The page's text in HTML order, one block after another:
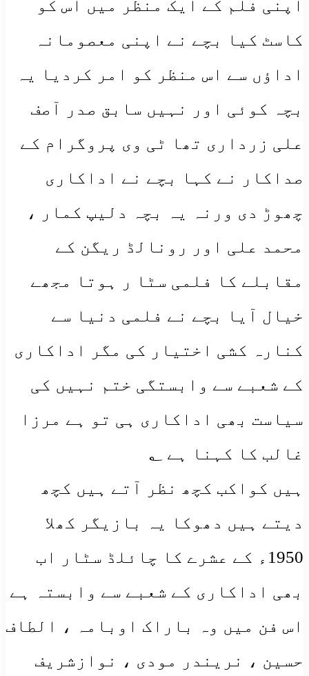
اپنی فلم کے ایک منظر میں اس کو
کاسٹ کیا بچے نے اپنی معصومانہ
اداؤں سے اس منظر کو امر کردیا یہ
بچہ کوئی اور نہیں سابق صدر آصف
علی زرداری تھا ٹی وی پروگرام کے
صداکار نے کہا بچے نے اداکاری
چھوڑ دی ورنہ یہ بچہ دلیپ کمار ،
محمد علی اور رونالڈ ریگن کے
مقابلے کا فلمی سٹا ر ہوتا مجھے
خیال آیا بچے نے فلمی دنیا سے
کنارہ کشی اختیار کی مگر اداکاری
کے شعبے سے وابستگی ختم نہیں کی
سیاست بھی اداکاری ہی تو ہے مرزا
غالب کا کہنا ہے ؂
ہیں کواکب کچھ نظر آتے ہیں کچھ
دیتے ہیں دھوکا یہ بازیگر کھلا
1950ء کے عشرے کا چائلڈ سٹار اب
بھی اداکاری کے شعبے سے وابستہ ہے
اس فن میں وہ باراک اوبامہ ، الطاف
حسین ، نریندر مودی ، نوازشریف